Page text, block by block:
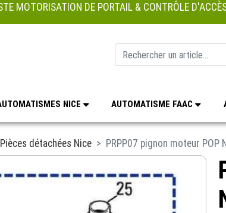
MOTORISATION DE PORTAIL & CONTRÔLE
NICE AUTOMATISME FAAC
Pièces détachées Nice PRPP07 pignon moteur POP